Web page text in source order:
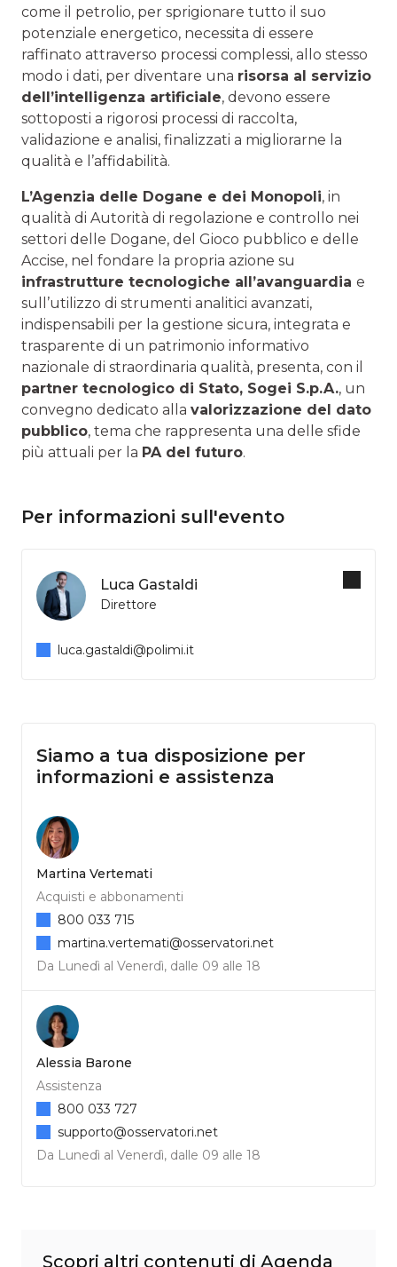
come il petrolio, per sprigionare tutto il suo
potenziale energetico, necessita di essere
raffinato attraverso processi complessi, allo stesso
modo i dati, per diventare una risorsa al servizio
dell’intelligenza artificiale, devono essere
sottoposti a rigorosi processi di raccolta,
validazione e analisi, finalizzati a migliorarne la
qualità e l’affidabilità.
L’Agenzia delle Dogane e dei Monopoli, in
qualità di Autorità di regolazione e controllo nei
settori delle Dogane, del Gioco pubblico e delle
Accise, nel fondare la propria azione su
infrastrutture tecnologiche all’avanguardia e
sull’utilizzo di strumenti analitici avanzati,
indispensabili per la gestione sicura, integrata e
trasparente di un patrimonio informativo
nazionale di straordinaria qualità, presenta, con il
partner tecnologico di Stato, Sogei S.p.A., un
convegno dedicato alla valorizzazione del dato
pubblico, tema che rappresenta una delle sfide
più attuali per la PA del futuro.
Per informazioni sull'evento
Luca Gastaldi
Direttore
luca.gastaldi@polimi.it
Siamo a tua disposizione per
informazioni e assistenza
Martina Vertemati
Acquisti e abbonamenti
Da Lunedì al Venerdì, dalle 09 alle 18
800 033 715
martina.vertemati@osservatori.net
Alessia Barone
Assistenza
Da Lunedì al Venerdì, dalle 09 alle 18
800 033 727
supporto@osservatori.net
Scopri altri contenuti di Agenda